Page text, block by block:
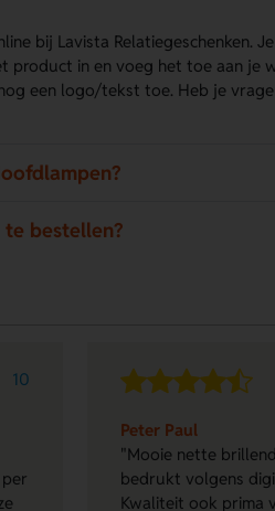
bij Lavista
product in en voeg het toe aan je
een logo/tekst toe. Heb je
bestellen?
10
Peter Paul
"Mooie nette
bedrukt volgens
Kwaliteit ook prima